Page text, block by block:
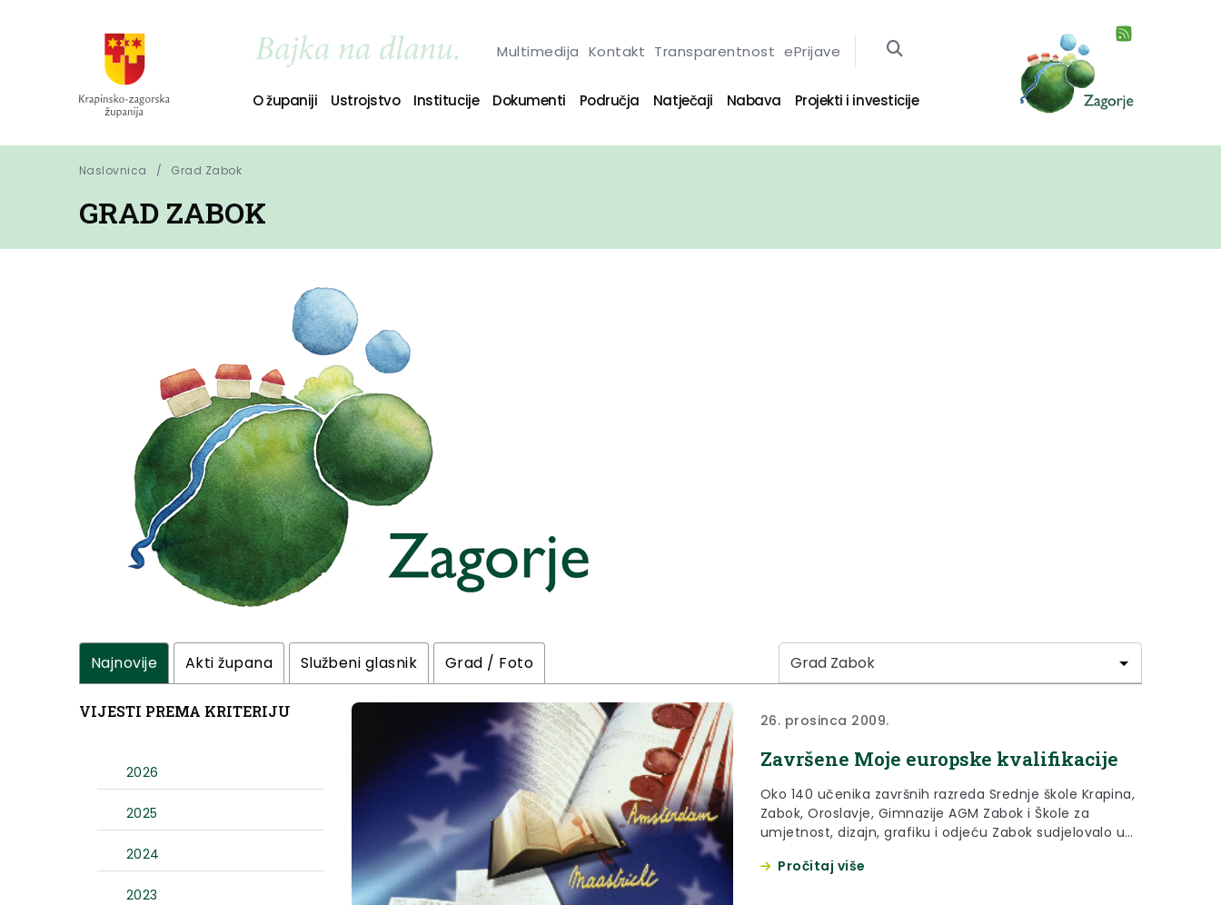
Multimedija Kontakt Transparentnost ePrijave
O županiji Ustrojstvo Institucije Dokumenti Područja Natječaji Nabava Projekti i investicije
Naslovnica Grad Zabok
GRAD ZABOK
Najnovije Akti župana Službeni glasnik Grad / Foto
VIJESTI PREMA KRITERIJU
2026
2025
2024
2023
26. prosinca 2009.
Završene Moje europske kvalifikacije
Oko 140 učenika završnih razreda Srednje škole Krapina,
Zabok, Oroslavje, Gimnazije AGM Zabok i Škole za
umjetnost, dizajn, grafiku i odjeću Zabok sudjelovalo u
Pročitaj više